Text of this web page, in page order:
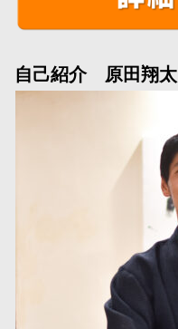
自己紹介 原田翔太